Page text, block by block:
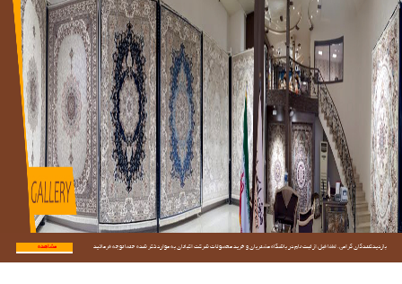
بازدیدکنندگان گرامی؛ لطفا قبل از ثبت نام در باشگاه مشتریان و خرید محصولات شرکت اکباتان به موارد ذکر شده حتما توجه فرمائید. مشاهده...